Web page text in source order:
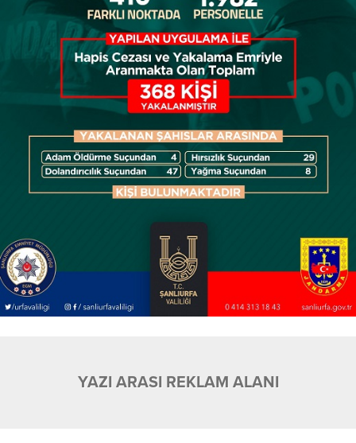
YAZI ARASI REKLAM ALANI